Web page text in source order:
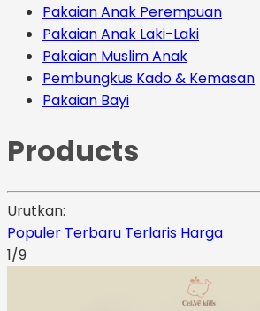
Pakaian Anak Perempuan
Pakaian Anak Laki-Laki
Pakaian Muslim Anak
Pembungkus Kado & Kemasan
Pakaian Bayi
Products
Urutkan:
Populer Terbaru Terlaris Harga
1/9